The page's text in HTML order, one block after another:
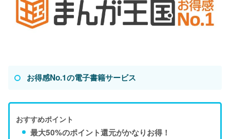
お得感No.1の電子書籍サービス
おすすめポイント
最大50%のポイント還元がかなりお得！